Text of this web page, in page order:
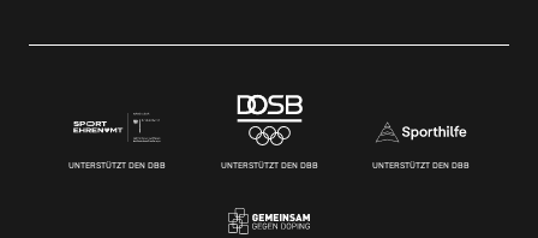
UNTERSTÜTZT DEN DBB UNTERSTÜTZT DEN DBB UNTERSTÜTZT DEN DBB